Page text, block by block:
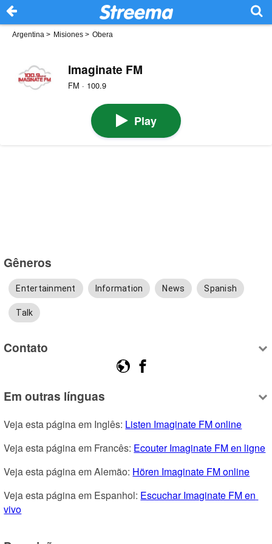
Argentina > Misiones > Obera
Imaginate FM
FM · 100.9
Play
Gêneros
Entertainment Information News Spanish
Talk
Contato
Em outras línguas
Veja esta página em Inglês: Listen Imaginate FM online
Veja esta página em Francês: Ecouter Imaginate FM en ligne
Veja esta página em Alemão: Hören Imaginate FM online
Veja esta página em Espanhol: Escuchar Imaginate FM en
vivo